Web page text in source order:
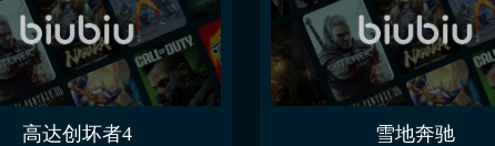
高达创坏者4 雪地奔驰